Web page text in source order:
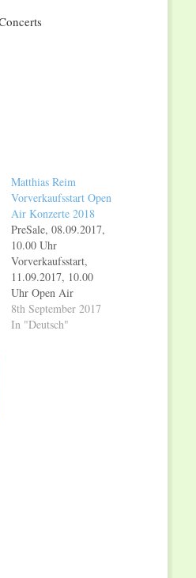
Matthias Reim
Vorverkaufsstart Open
Air Konzerte 2018
PreSale, 08.09.2017,
10.00 Uhr
Vorverkaufsstart,
11.09.2017, 10.00
Uhr Open Air
Konzerte 2018:
30.06.2018 Bad
8th September 2017
In "Deutsch"